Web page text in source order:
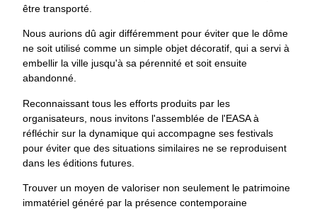
être transporté.
Nous aurions dû agir différemment pour éviter que le dôme
ne soit utilisé comme un simple objet décoratif, qui a servi à
embellir la ville jusqu'à sa pérennité et soit ensuite
abandonné.
Reconnaissant tous les efforts produits par les
organisateurs, nous invitons l'assemblée de l'EASA à
réfléchir sur la dynamique qui accompagne ses festivals
pour éviter que des situations similaires ne se reproduisent
dans les éditions futures.
Trouver un moyen de valoriser non seulement le patrimoine
immatériel généré par la présence contemporaine